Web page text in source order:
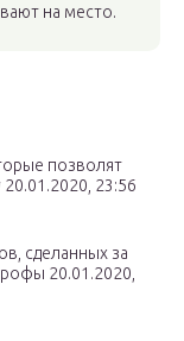
на место.
позволят
23:56
сделанных за
20.01.2020,